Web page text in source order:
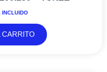
INCLUIDO
CARRITO